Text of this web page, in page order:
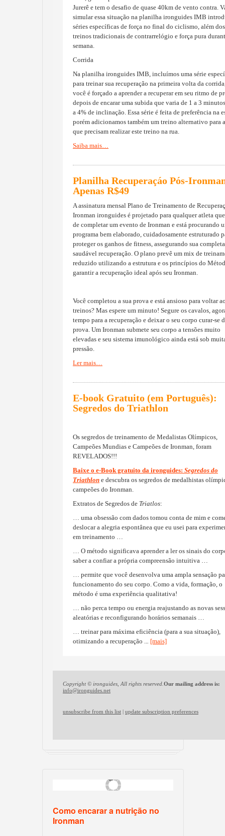
Jurerê e tem o desafio de quase 40km de vento contra.
simular essa situação na planilha ironguides IMB
séries específicas de força no final do ciclismo, além dos
treinos tradicionais de contrarrelógio e força pura
semana.
Corrida
Na planilha ironguides IMB, incluímos uma série
para treinar sua recuperação na primeira volta da
você é forçado a aprender a recuperar em seu ritmo de
depois de encarar uma subida que varia de 1 a 3
a 4% de inclinação. Essa série é feita de preferência na
porém adicionamos também um treino alternativo para
que precisam realizar este treino na rua.
Saiba mais…
Planilha Recuperaçáo Pós-
Apenas R$49
A assinatura mensal Plano de Treinamento de
Ironman ironguides é projetado para qualquer atleta
de completar um evento de Ironman e está procurando
programa bem elaborado, cuidadosamente estruturado
proteger os ganhos de fitness, assegurando sua
saudável recuperação. O plano prevê um mix de
reduzido utilizando a estrutura e os princípios do
garantir a recuperação ideal após seu Ironman.
Você completou a sua prova e está ansioso para voltar
treinos? Mas espere um minuto! Segure os cavalos,
tempo para a recuperação e deixar o seu corpo curar-se
prova. Um Ironman submete seu corpo a tensões muito
elevadas e seu sistema imunológico ainda está sob
pressão.
Ler mais…
E-book Gratuito (em Português):
Segredos do Triathlon
Os segredos de treinamento de Medalistas Olímpicos,
Campeões Mundias e Campeões de Ironman, foram
REVELADOS!!!
Baixe o e-Book gratuito da ironguides: Segredos do
Triathlon e descubra os segredos de medalhistas
campeões do Ironman.
Extratos de Segredos de Triatlos:
… uma obsessão com dados tomou conta de mim e
deslocar a alegria espontânea que eu usei para
em treinamento …
… O método significava aprender a ler os sinais do
saber a confiar a própria compreensão intuitiva …
… permite que você desenvolva uma ampla sensação
funcionamento do seu corpo. Como a vida, formação, o
método é uma experiência qualitativa!
… não perca tempo ou energia reajustando as novas
aleatórias e reconfigurando horários semanais …
… treinar para máxima eficiência (para a sua situação),
otimizando a recuperação ... [mais]
Copyright © ironguides, All rights reserved. Our mailing address is:
info@ironguides.net
unsubscribe from this list | update subscription preferences
Como encarar a nutrição no
Ironman